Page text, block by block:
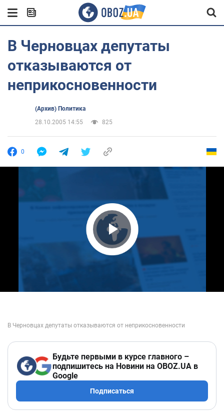
В Черновцах депутаты
отказываются от
неприкосновенности
(Архив) Политика
28.10.2005 14:55
825
0
Play Video
Будьте первыми в курсе главного –
подпишитесь на Новини на OBOZ.UA в
Google
Подписаться